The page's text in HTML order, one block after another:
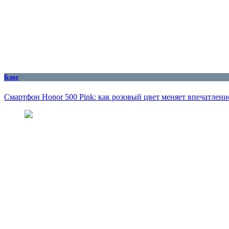
Блог
Смартфон Honor 500 Pink: как розовый цвет меняет